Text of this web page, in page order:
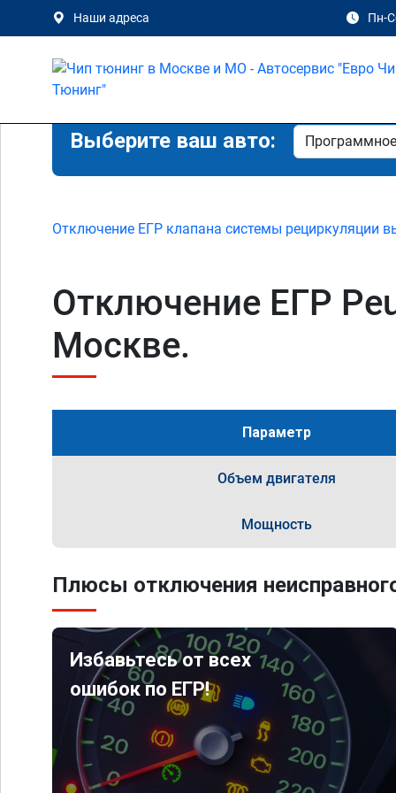
Наши адреса Пн-
Выберите ваш авто:
Отключение ЕГР клапана системы рециркуляции
Отключение ЕГР
Москве.
Параметр
Объем двигателя
Мощность
Плюсы отключения
Избавьтесь от всех
ошибок по ЕГР!